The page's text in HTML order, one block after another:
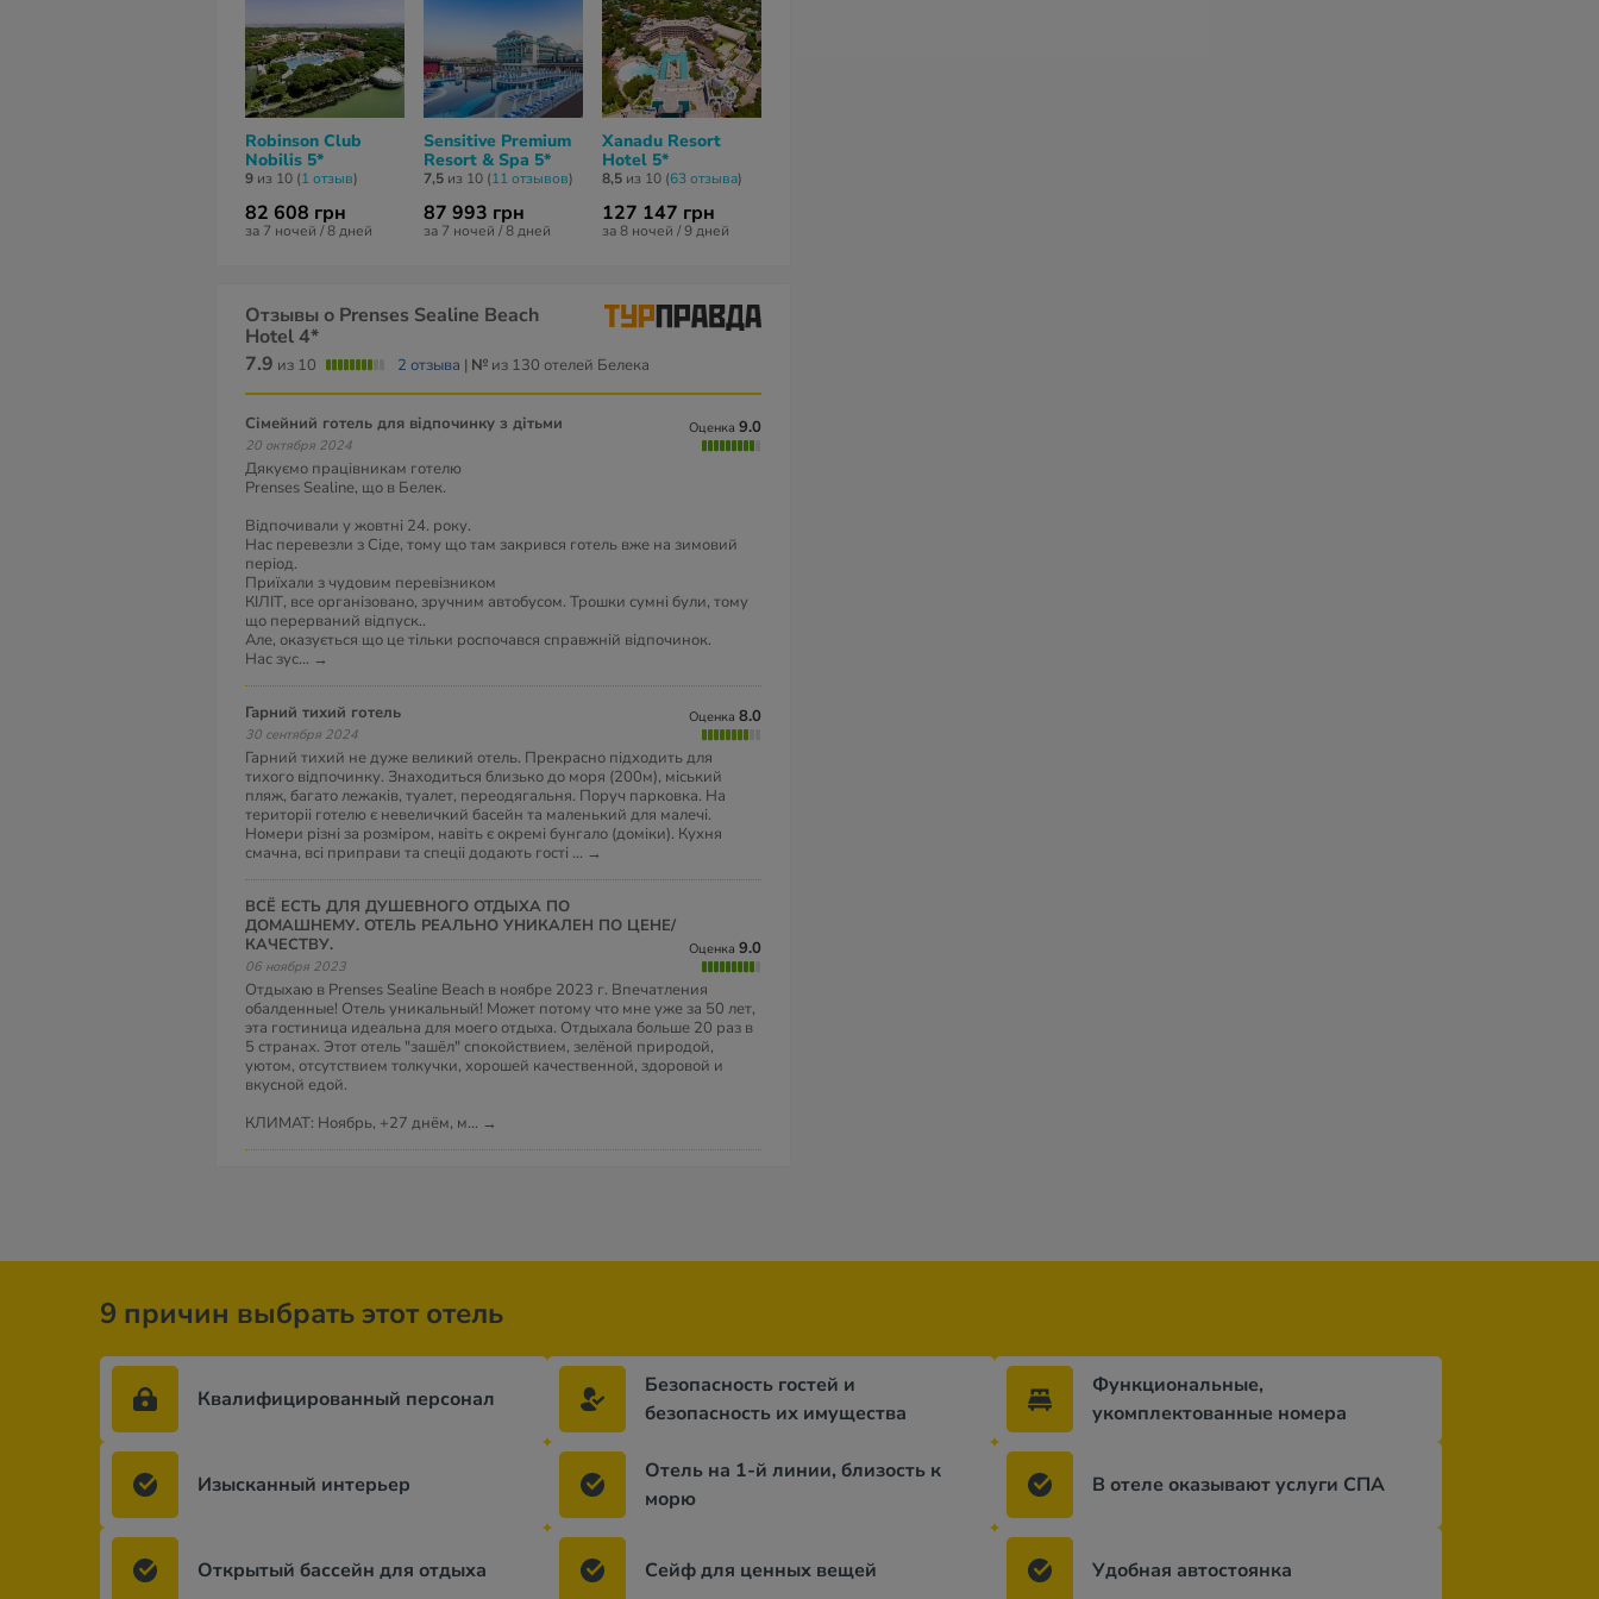
Robinson Club
Nobilis 5*
9 из 10 (1 отзыв)
82 608 грн
за 7 ночей / 8 дней
Sensitive Premium
Resort & Spa 5*
7,5 из 10 (11 отзывов)
87 993 грн
за 7 ночей / 8 дней
Xanadu Resort
Hotel 5*
8,5 из 10 (63 отзывa)
127 147 грн
за 8 ночей / 9 дней
Отзывы о Prenses Sealine Beach
Hotel 4*
7.9 из 10 2 отзыва | № из 130 отелей Белека
Сімейний готель для відпочинку з дітьми
20 октября 2024
Оценка
9.0
Дякуємо працівникам готелю
Prenses Sealine, що в Белек.
Відпочивали у жовтні 24. року.
Нас перевезли з Сіде, тому що там закрився готель вже на зимовий
період.
Приїхали з чудовим перевізником
КІЛІТ, все організовано, зручним автобусом. Трошки сумні були, тому
що перерваний відпуск..
Але, оказується що це тільки роспочався справжній відпочинок.
Нас зус... →
Гарний тихий готель
30 сентября 2024
Оценка
8.0
Гарний тихий не дуже великий отель. Прекрасно підходить для
тихого відпочинку. Знаходиться близько до моря (200м), міський
пляж, багато лежаків, туалет, переодягальня. Поруч парковка. На
територіі готелю є невеличкий басейн та маленький для малечі.
Номери різні за розміром, навіть є окремі бунгало (доміки). Кухня
смачна, всі приправи та спеціі додають гості ... →
ВСЁ ЕСТЬ ДЛЯ ДУШЕВНОГО ОТДЫХА ПО
ДОМАШНЕМУ. ОТЕЛЬ РЕАЛЬНО УНИКАЛЕН ПО ЦЕНЕ/
КАЧЕСТВУ.
06 ноября 2023
Оценка
9.0
Отдыхаю в Prenses Sealine Beach в ноябре 2023 г. Впечатления
обалденные! Отель уникальный! Может потому что мне уже за 50 лет,
эта гостиница идеальна для моего отдыха. Отдыхала больше 20 раз в
5 странах. Этот отель "зашёл" спокойствием, зелёной природой,
уютом, отсутствием толкучки, хорошей качественной, здоровой и
вкусной едой.
КЛИМАТ: Ноябрь, +27 днём, м... →
9 причин выбрать этот отель
Квалифицированный персонал
Безопасность гостей и
безопасность их имущества
Функциональные,
укомплектованные номера
Изысканный интерьер
Отель на 1-й линии, близость к
морю
В отеле оказывают услуги СПА
Открытый бассейн для отдыха Сейф для ценных вещей Удобная автостоянка